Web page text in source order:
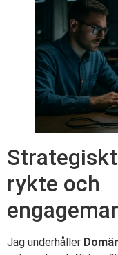
rykte och
Jag underhåller